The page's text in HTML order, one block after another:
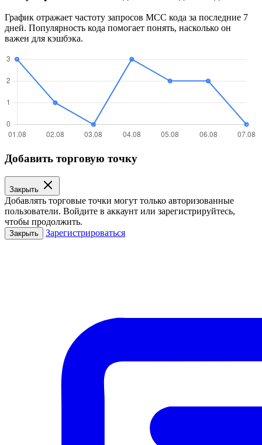
График отражает частоту запросов MCC кода за последние 7
дней. Популярность кода помогает понять, насколько он
важен для кэшбэка.
Добавить торговую точку
Закрыть
Добавлять торговые точки могут только авторизованные
пользователи. Войдите в аккаунт или зарегистрируйтесь,
чтобы продолжить.
Закрыть Зарегистрироваться